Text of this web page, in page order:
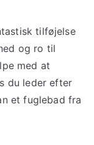
tilføjelse
og ro til
med at
du leder efter
et fuglebad fra